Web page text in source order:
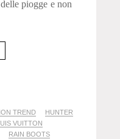
piogge e non
TREND
HUNTER
VUITTON
RAIN BOOTS